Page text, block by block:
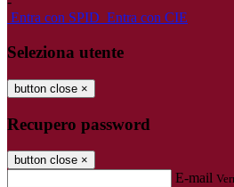
Entra con SPID Entra con CIE
Seleziona utente
button close ×
Recupero password
button close ×
E-mail